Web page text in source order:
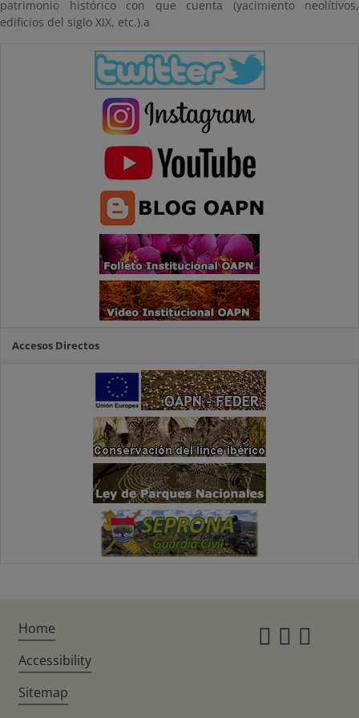
patrimonio histórico con que cuenta (yacimiento neolítivos,
edificios del siglo XIX, etc.).a
Accesos Directos
Home
Accessibility
Sitemap